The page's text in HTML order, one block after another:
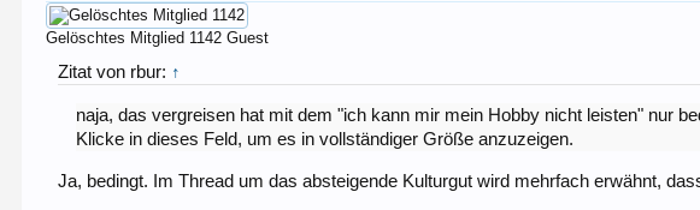
Gelöschtes Mitglied 1142 Guest
Zitat von rbur: ↑
naja, das vergreisen hat mit dem "ich kann mir mein Hobby nicht leisten" nur
Klicke in dieses Feld, um es in vollständiger Größe anzuzeigen.
Ja, bedingt. Im Thread um das absteigende Kulturgut wird mehrfach erwähnt,